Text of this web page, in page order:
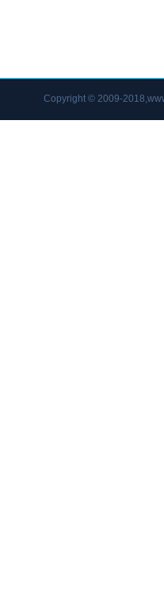
Copyright © 2009-